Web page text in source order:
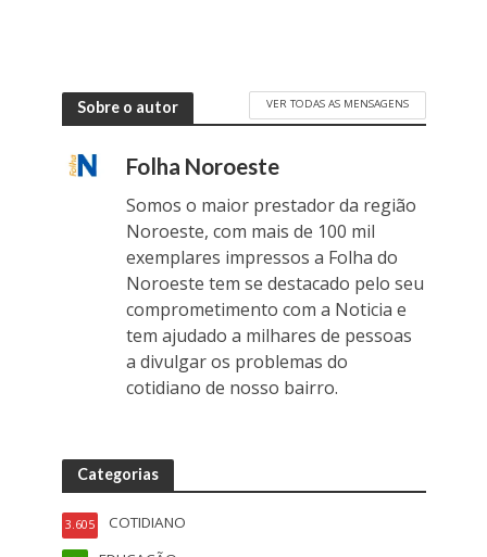
Sobre o autor VER TODAS AS MENSAGENS
Folha Noroeste
Somos o maior prestador da região
Noroeste, com mais de 100 mil
exemplares impressos a Folha do
Noroeste tem se destacado pelo seu
comprometimento com a Noticia e
tem ajudado a milhares de pessoas
a divulgar os problemas do
cotidiano de nosso bairro.
Categorias
COTIDIANO
3.605